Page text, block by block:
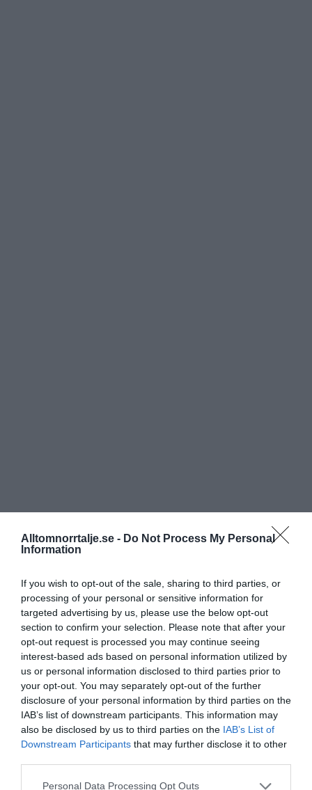
Alltomnorrtalje.se - Do Not Process My Personal
Information
If you wish to opt-out of the sale, sharing to third parties, or
processing of your personal or sensitive information for
targeted advertising by us, please use the below opt-out
section to confirm your selection. Please note that after your
opt-out request is processed you may continue seeing
interest-based ads based on personal information utilized by
us or personal information disclosed to third parties prior to
your opt-out. You may separately opt-out of the further
disclosure of your personal information by third parties on the
IAB’s list of downstream participants. This information may
also be disclosed by us to third parties on the IAB’s List of
Downstream Participants that may further disclose it to other
Personal Data Processing Opt Outs